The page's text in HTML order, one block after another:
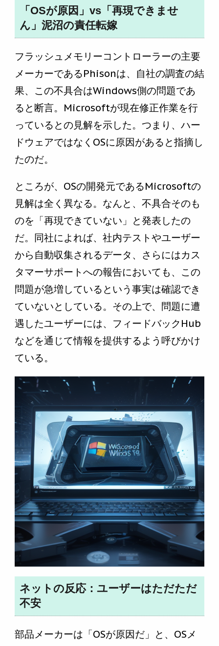
「OSが原因」vs「再現できませ
ん」泥沼の責任転嫁
フラッシュメモリーコントローラーの主要
メーカーであるPhisonは、自社の調査の結
果、この不具合はWindows側の問題であ
ると断言。Microsoftが現在修正作業を行
っているとの見解を示した。つまり、ハー
ドウェアではなくOSに原因があると指摘し
たのだ。
ところが、OSの開発元であるMicrosoftの
見解は全く異なる。なんと、不具合そのも
のを「再現できていない」と発表したの
だ。同社によれば、社内テストやユーザー
から自動収集されるデータ、さらにはカス
タマーサポートへの報告においても、この
問題が急増しているという事実は確認でき
ていないとしている。その上で、問題に遭
遇したユーザーには、フィードバックHub
などを通じて情報を提供するよう呼びかけ
ている。
ネットの反応：ユーザーはただただ
不安
部品メーカーは「OSが原因だ」と、OSメ